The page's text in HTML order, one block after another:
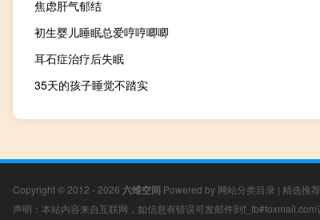
焦虑肝气郁结
初生婴儿睡眠总爱哼哼唧唧
耳石症治疗后失眠
35天的孩子睡觉不踏实
Copyright © 2012 - 2026 六维空间 Powered by 网站分类目录 | 精选推
声明：本站内容来自互联网，如信息有错误可发邮件到